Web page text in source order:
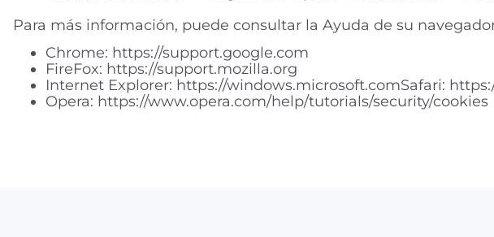
Para más información, puede consultar la Ayuda de su
Chrome: https://support.google.com
FireFox: https://support.mozilla.org
Internet Explorer: https://windows.microsoft.comSafari:
Opera: https://www.opera.com/help/tutorials/security/cookies